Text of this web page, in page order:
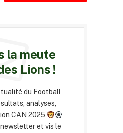
la meute
Lions !
du Football
analyses,
CAN 2025
et vis le